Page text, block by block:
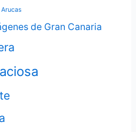
de Gran Canaria